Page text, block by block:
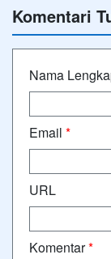
Komentari
Nama
Email *
URL
Komentar*